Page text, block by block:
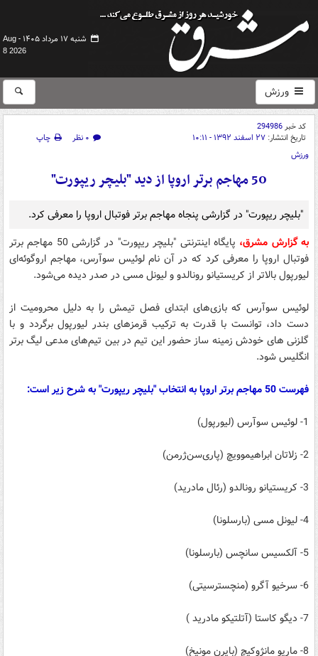
شنبه ۱۷ مرداد ۱۴۰۵ -
Aug
8 2026
ورزش
کد خبر294986
تاریخ انتشار: ۲۷ اسفند ۱۳۹۲ - ۱۰:۱۱ ۰ نظر
چاپ
ورزش
50 مهاجم برتر اروپا از دید "بلیچر ریپورت"
"بلیچر ریپورت" در گزارشی پنجاه مهاجم برتر فوتبال اروپا را معرفی کرد.
به گزارش مشرق،
پایگاه اینترنتی "بلیچر ریپورت" در گزارشی 50 مهاجم برتر
فوتبال اروپا را معرفی کرد که در آن نام لوئیس سوآرس، مهاجم اروگوئه‌ای
لیورپول بالاتر از کریستیانو رونالدو و لیونل مسی در صدر دیده می‌شود.
لوئیس سوآرس که بازی‌های ابتدای فصل تیمش را به دلیل محرومیت از
دست داد، توانست با قدرت به ترکیب قرمز‌های بندر لیورپول برگردد و با
گلزنی های خودش زمینه ساز حضور این تیم در بین تیم‌های مدعی لیگ برتر
انگلیس شود.
فهرست‌ 50 مهاجم‌ برتر اروپا به انتخاب "بلیچر ریپورت" به شرح زیر است:
1- لوئیس سوآرس (لیورپول)
2- زلاتان ابراهیموویچ (پاری‌سن‌ژرمن)
3- کریستیانو رونالدو (رئال مادرید)
4- لیونل مسی (بارسلونا)
5- آلکسیس سانچس (بارسلونا)
6- سرخیو آگرو (منچسترسیتی‌)
7- دیگو کاستا (آتلتیکو مادرید )
8- ماریو مانژوکیچ (بایرن‌ مونیخ)